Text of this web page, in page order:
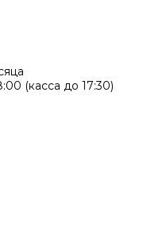
(касса до 17:30)